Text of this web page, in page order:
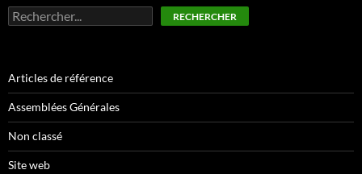
Rechercher RECHERCHER
Articles de référence
Assemblées Générales
Non classé
Site web